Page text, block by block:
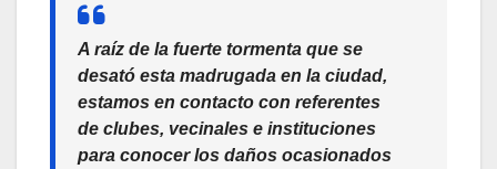
A raíz de la fuerte tormenta que se
desató esta madrugada en la ciudad,
estamos en contacto con referentes
de clubes, vecinales e instituciones
para conocer los daños ocasionados